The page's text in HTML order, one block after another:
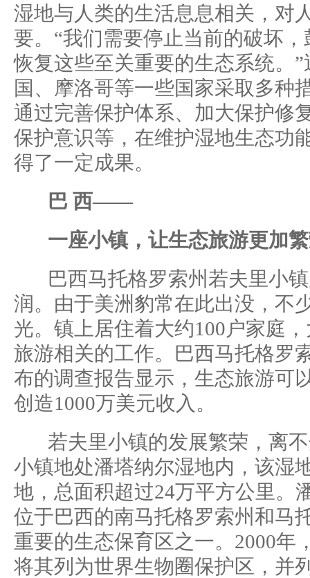
湿地与人类的生活息息相关，对
要。“我们需要停止当前的破坏
恢复这些至关重要的生态系统。
国、摩洛哥等一些国家采取多种
通过完善保护体系、加大保护修
保护意识等，在维护湿地生态功
得了一定成果。
巴 西——
一座小镇，让生态旅游更加
巴西马托格罗索州若夫里小镇
润。由于美洲豹常在此出没，不
光。镇上居住着大约100户家庭
旅游相关的工作。巴西马托格罗
布的调查报告显示，生态旅游可
创造1000万美元收入。
若夫里小镇的发展繁荣，离不
小镇地处潘塔纳尔湿地内，该湿
地，总面积超过24万平方公里。
位于巴西的南马托格罗索州和马
重要的生态保育区之一。2000年
将其列为世界生物圈保护区，并